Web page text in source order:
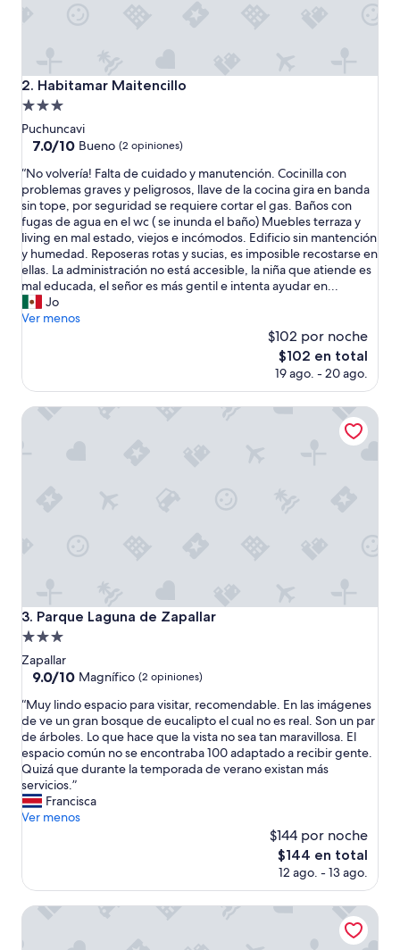
h
a
b
i
c
i
ó
n
m
u
y
c
ó
m
y
s
e
l
b
i
e
u
b
i
c
a
d
o
”
2. Habitamar Maitencillo
Habitamar Maitencillo
Propiedad
de
3.0
Puchuncavi
7.0
10,
Bueno,
(2
opiniones)
7.0/10 Bueno (2 opiniones)
“
N
o
v
o
l
v
e
r
í
a
t
m
a
n
u
n
c
i
ó
n
.
C
o
i
l
“No volvería! Falta de cuidado y manutención. Cocinilla con
problemas graves y peligrosos, llave de la cocina gira en banda
sin tope, por seguridad se requiere cortar el gas. Baños con
fugas de agua en el wc ( se inunda el baño) Muebles terraza y
living en mal estado, viejos e incómodos. Edificio sin mantención
y humedad. Reposeras rotas y sucias, es imposible recostarse en
ellas. La administración no está accesible, la niña que atiende es
mal educada, el señor es más gentil e intenta ayudar en...
Jo
Ver menos
$102 por noche
El
precio
es
$102 en total
19 ago. - 20 ago.
3. Parque Laguna de Zapallar
Parque Laguna de Zapallar
Propiedad
de
3.0
Zapallar
9.0
10,
Magnífico,
(2
opiniones)
9.0/10 Magnífico (2 opiniones)
“
M
u
y
l
i
n
d
p
c
“Muy lindo espacio para visitar, recomendable. En las imágenes
de ve un gran bosque de eucalipto el cual no es real. Son un par
de árboles. Lo que hace que la vista no sea tan maravillosa. El
espacio común no se encontraba 100 adaptado a recibir gente.
Quizá que durante la temporada de verano existan más
servicios.”
Francisca
Ver menos
$144 por noche
El
precio
es
$144 en total
12 ago. - 13 ago.
Parque Laguna de Zapallar
RitoKazo